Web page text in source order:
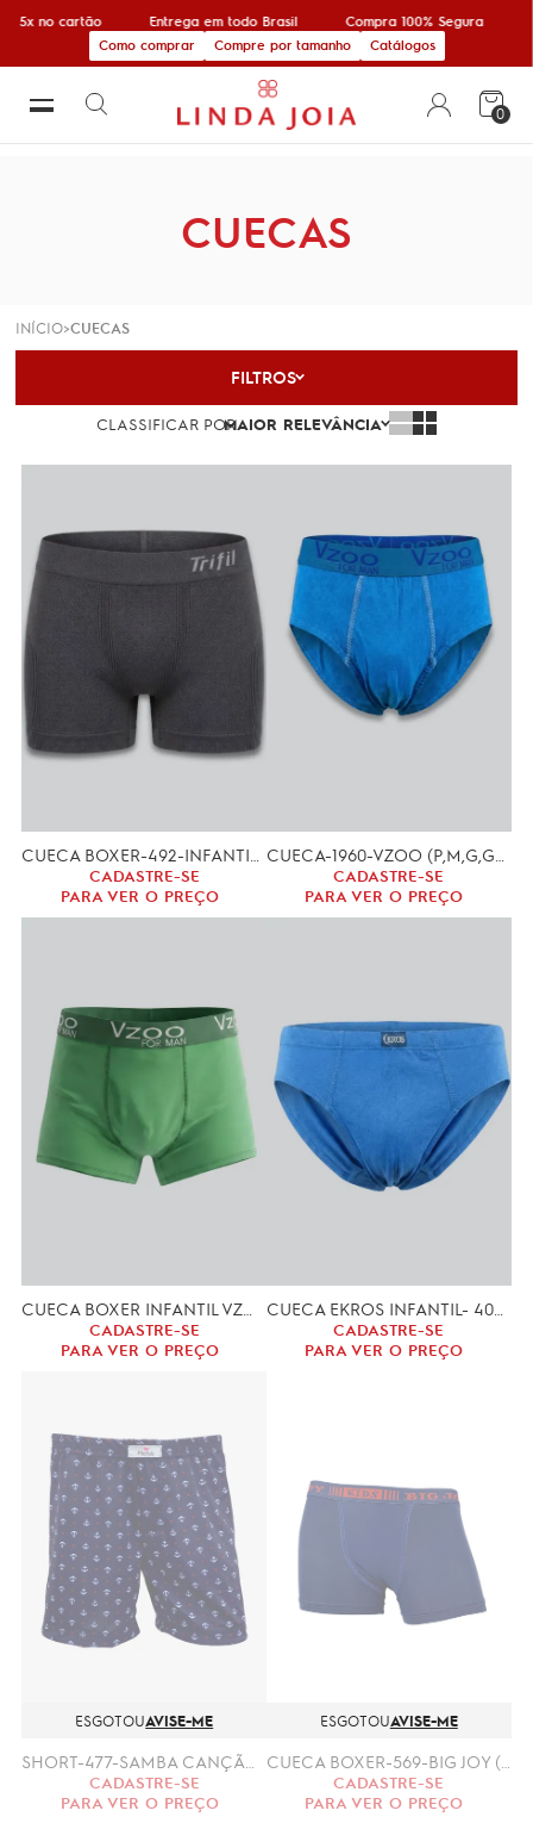
5x no cartão Entrega em todo Brasil Compra 100% Segura
Como comprar
Compre por tamanho Catálogos
0
CUECAS
INÍCIO CUECAS
CLASSIFICAR PORMAIOR RELEVÂNCIA
FILTROS
CADASTRE-SE
PARA VER O PREÇO
CADASTRE-SE
PARA VER O PREÇO
CADASTRE-SE
PARA VER O PREÇO
CADASTRE-SE
PARA VER O PREÇO
ESGOTOUAVISE-ME
CADASTRE-SE
PARA VER O PREÇO
ESGOTOUAVISE-ME
CADASTRE-SE
PARA VER O PREÇO